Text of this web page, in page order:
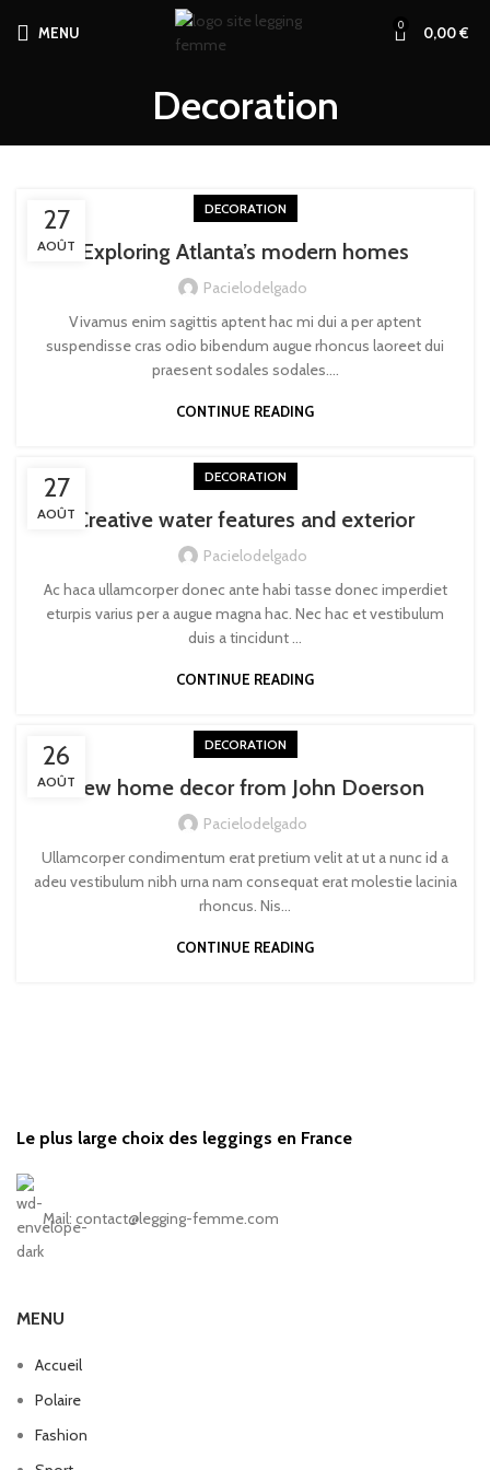
MENU 0 0,00€
Decoration
27
AOÛT
DECORATION
Exploring Atlanta’s modern homes
Pacielodelgado
Vivamus enim sagittis aptent hac mi dui a per aptent
suspendisse cras odio bibendum augue rhoncus laoreet dui
praesent sodales sodales....
CONTINUE READING
27
AOÛT
DECORATION
Creative water features and exterior
Pacielodelgado
Ac haca ullamcorper donec ante habi tasse donec imperdiet
eturpis varius per a augue magna hac. Nec hac et vestibulum
duis a tincidunt ...
CONTINUE READING
26
AOÛT
DECORATION
New home decor from John Doerson
Pacielodelgado
Ullamcorper condimentum erat pretium velit at ut a nunc id a
adeu vestibulum nibh urna nam consequat erat molestie lacinia
rhoncus. Nis...
CONTINUE READING
Le plus large choix des leggings en France
Mail: contact@legging-femme.com
MENU
Accueil
Polaire
Fashion